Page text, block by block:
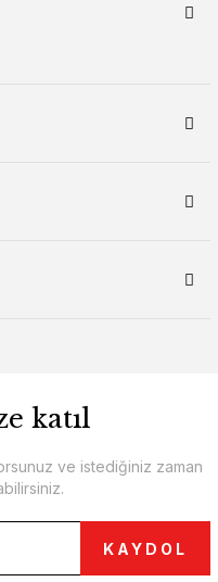
katıl
ve istediğiniz zaman
KAYDOL